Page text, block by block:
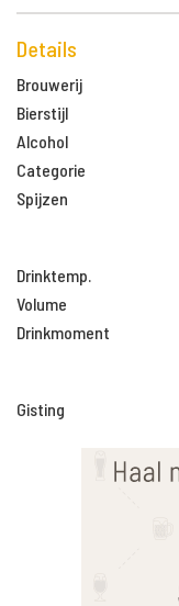
Details
Brouwerij
Bierstijl
Alcohol
Categorie
Spijzen
Drinktemp.
Volume
Drinkmoment
Gisting